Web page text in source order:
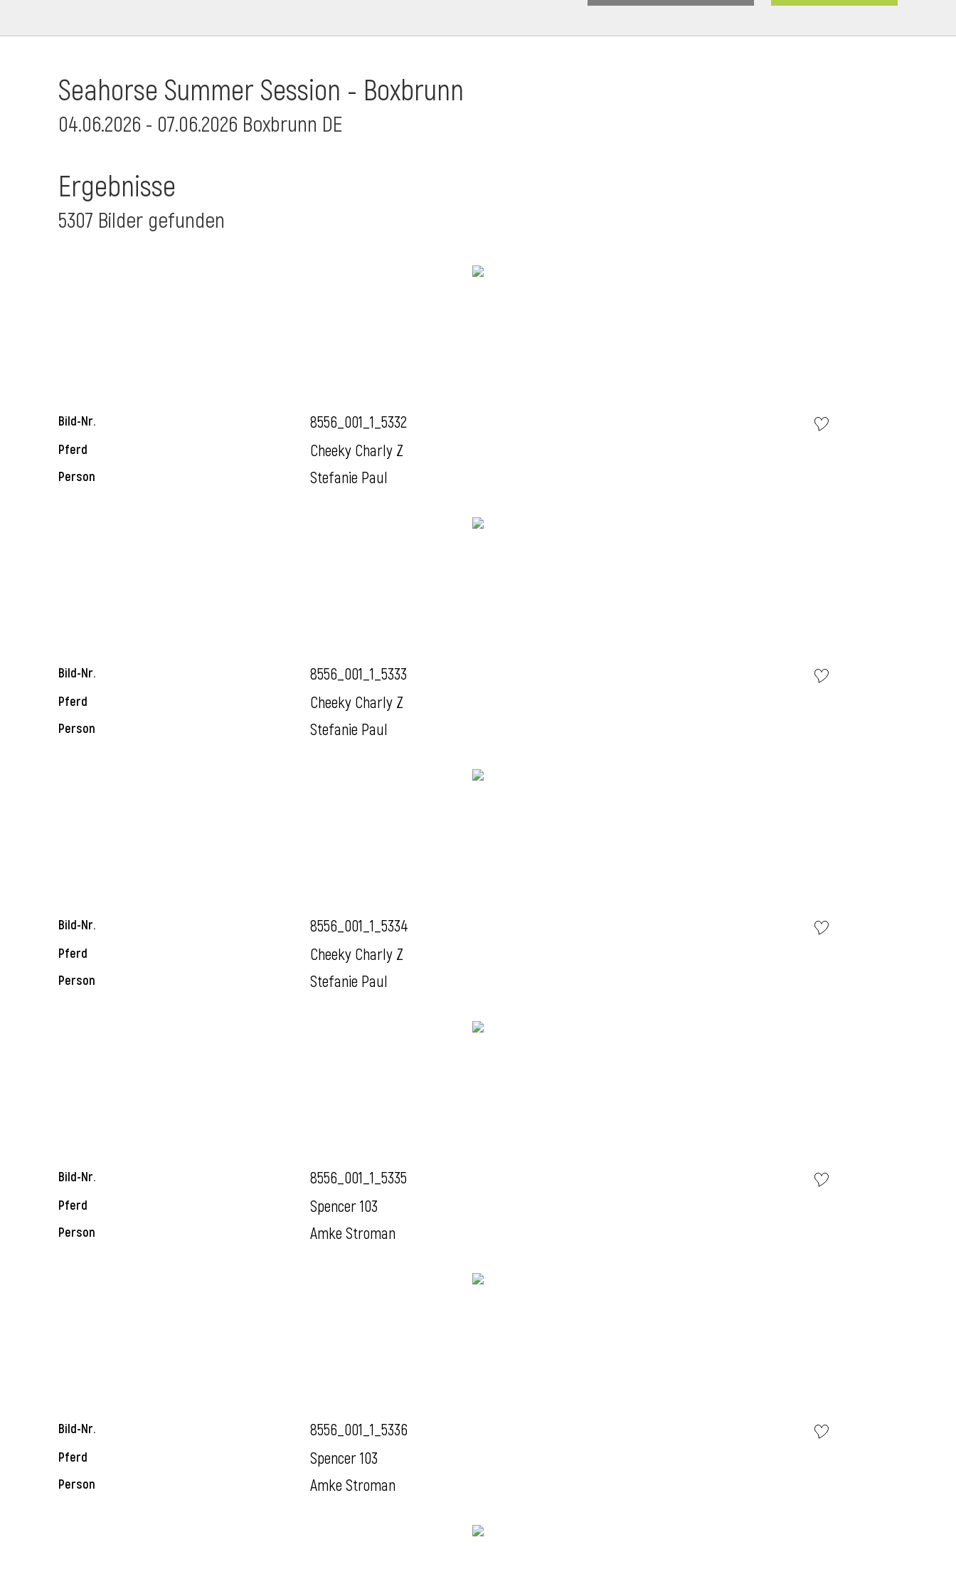
Seahorse Summer Session - Boxbrunn
04.06.2026 - 07.06.2026 Boxbrunn DE
Ergebnisse
5307 Bilder gefunden
Bild-Nr. 8556_001_1_5332
Pferd Cheeky Charly Z
Person Stefanie Paul
Bild-Nr. 8556_001_1_5333
Pferd Cheeky Charly Z
Person Stefanie Paul
Bild-Nr. 8556_001_1_5334
Pferd Cheeky Charly Z
Person Stefanie Paul
Bild-Nr. 8556_001_1_5335
Pferd Spencer 103
Person Amke Stroman
Bild-Nr. 8556_001_1_5336
Pferd Spencer 103
Person Amke Stroman